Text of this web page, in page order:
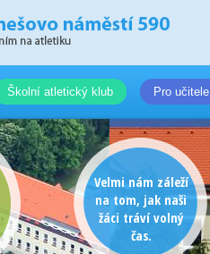
Školní atletický klub Pro učitele
Velmi nám záleží
na tom, jak naši
žáci tráví volný
čas.